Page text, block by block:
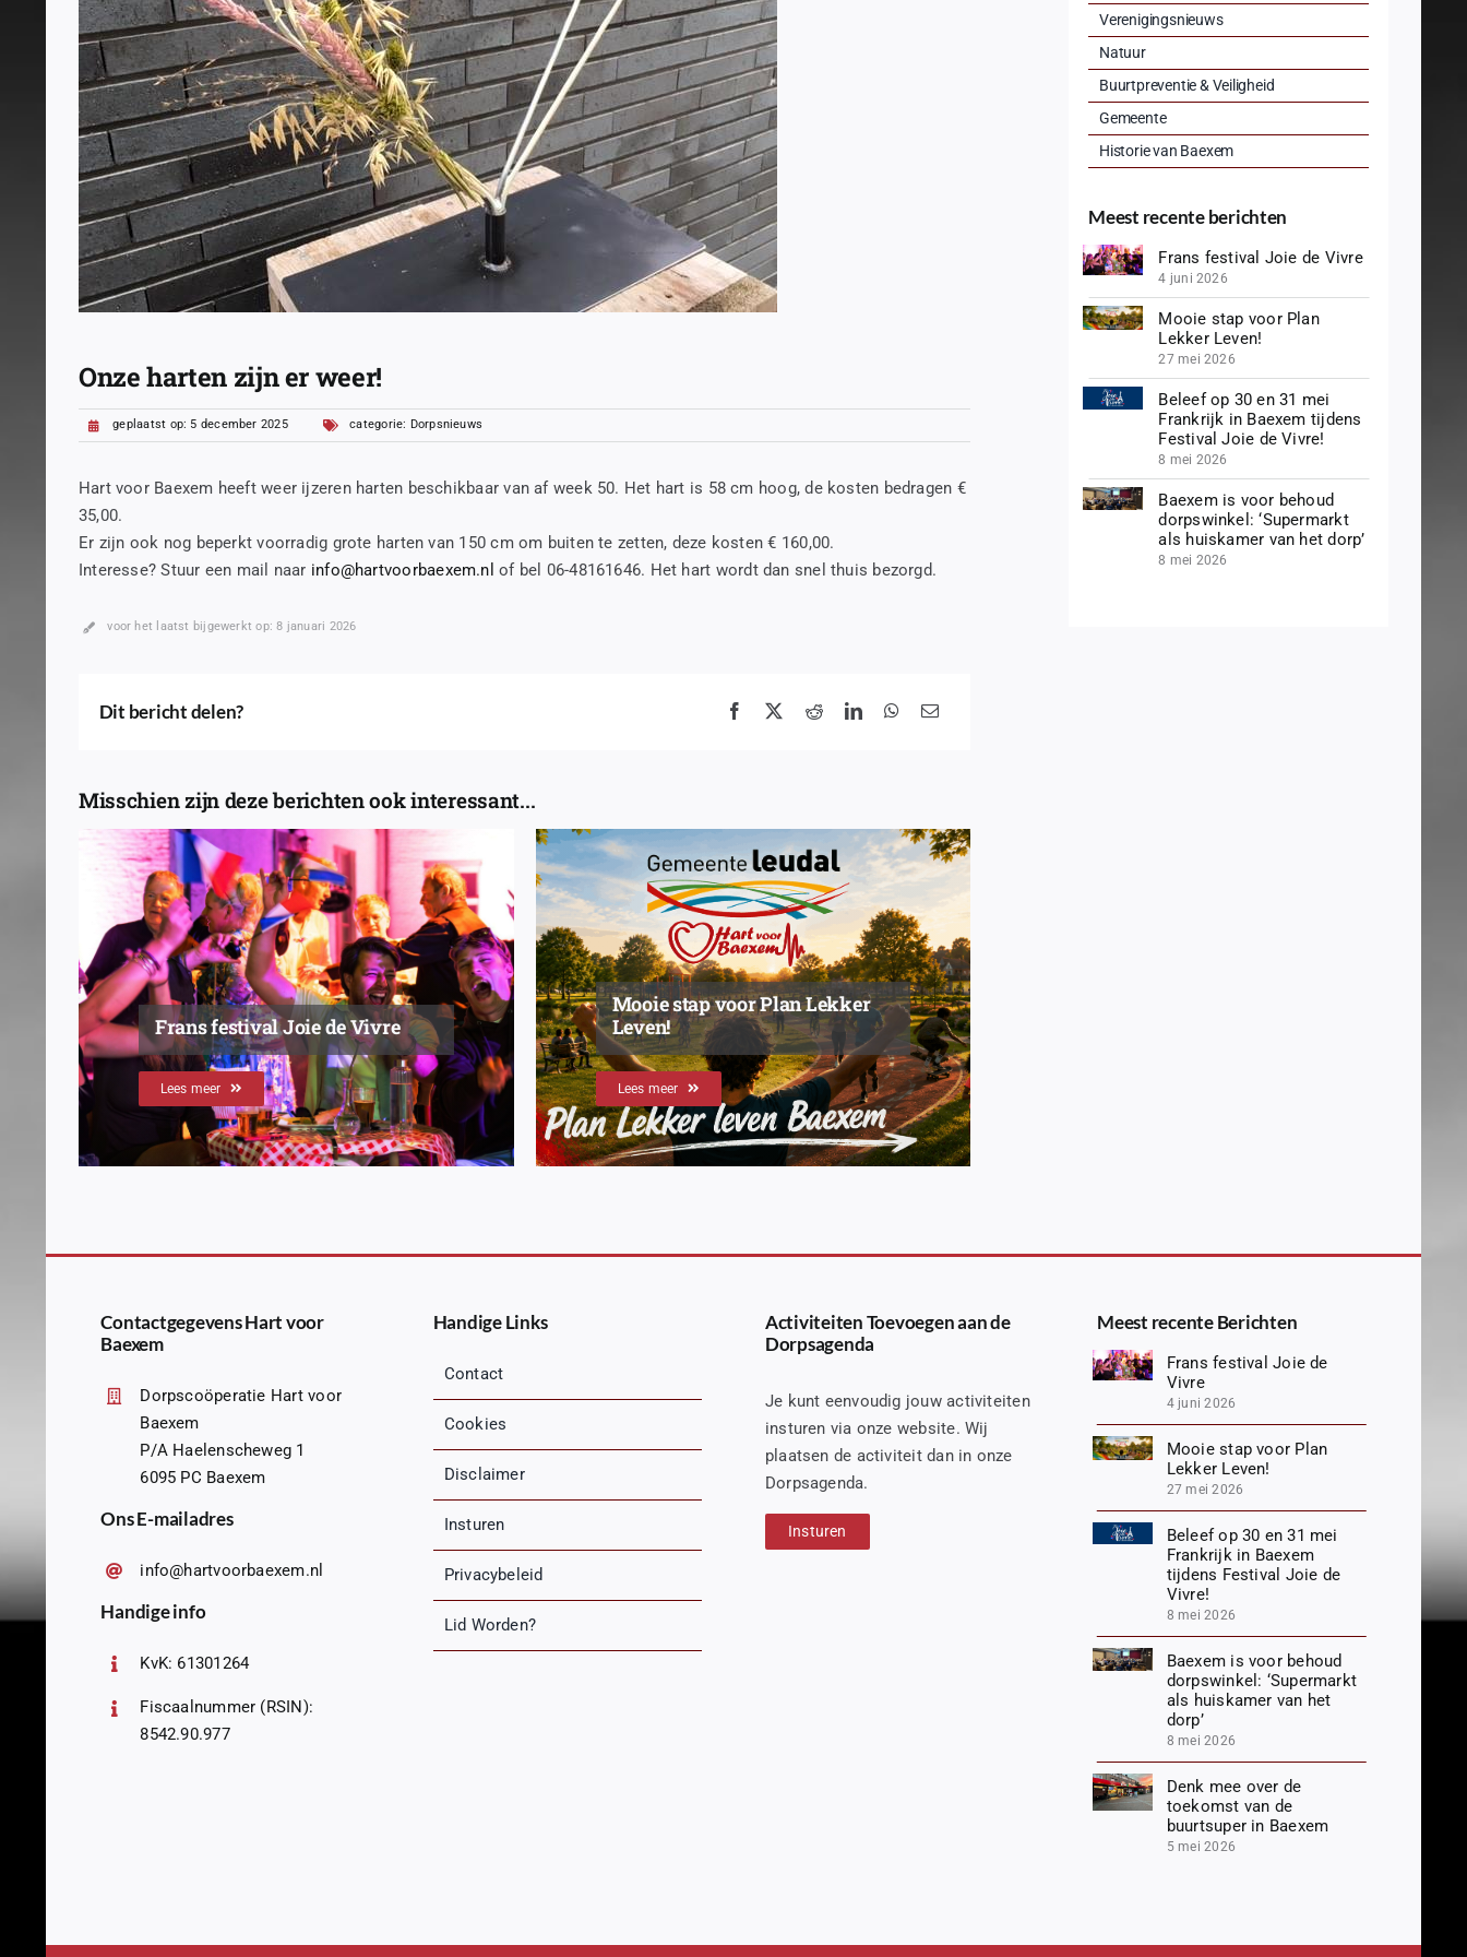
Onze harten zijn er weer!
geplaatst op: 5 december 2025 categorie: Dorpsnieuws
Hart voor Baexem heeft weer ijzeren harten beschikbaar van af week 50. Het hart is 58 cm hoog, de kosten bedragen €
35,00.
Er zijn ook nog beperkt voorradig grote harten van 150 cm om buiten te zetten, deze kosten € 160,00.
Interesse? Stuur een mail naar info@hartvoorbaexem.nl of bel 06-48161646. Het hart wordt dan snel thuis bezorgd.
voor het laatst bijgewerkt op: 8 januari 2026
Dit bericht delen?
Misschien zijn deze berichten ook interessant...
Frans festival Joie de Vivre
Lees meer
Mooie stap voor Plan Lekker
Leven!
Lees meer
Verenigingsnieuws
Natuur
Buurtpreventie & Veiligheid
Gemeente
Historie van Baexem
Meest recente berichten
Frans festival Joie de Vivre
4 juni 2026
Mooie stap voor Plan
Lekker Leven!
27 mei 2026
Beleef op 30 en 31 mei
Frankrijk in Baexem tijdens
Festival Joie de Vivre!
8 mei 2026
Baexem is voor behoud
dorpswinkel: ‘Supermarkt
als huiskamer van het dorp’
8 mei 2026
Contactgegevens Hart voor
Baexem
Dorpscoöperatie Hart voor
Baexem
P/A Haelenscheweg 1
6095 PC Baexem
Ons E-mailadres
info@hartvoorbaexem.nl
Handige info
KvK: 61301264
Fiscaalnummer (RSIN):
8542.90.977
Handige Links
Contact
Cookies
Disclaimer
Insturen
Privacybeleid
Lid Worden?
Activiteiten Toevoegen aan de
Dorpsagenda
Je kunt eenvoudig jouw activiteiten
insturen via onze website. Wij
plaatsen de activiteit dan in onze
Dorpsagenda.
Insturen
Meest recente Berichten
Frans festival Joie de
Vivre
4 juni 2026
Mooie stap voor Plan
Lekker Leven!
27 mei 2026
Beleef op 30 en 31 mei
Frankrijk in Baexem
tijdens Festival Joie de
Vivre!
8 mei 2026
Baexem is voor behoud
dorpswinkel: ‘Supermarkt
als huiskamer van het
dorp’
8 mei 2026
Denk mee over de
toekomst van de
buurtsuper in Baexem
5 mei 2026